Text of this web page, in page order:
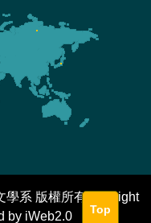
學系 版權所有 All Right
iWeb2.0
Top